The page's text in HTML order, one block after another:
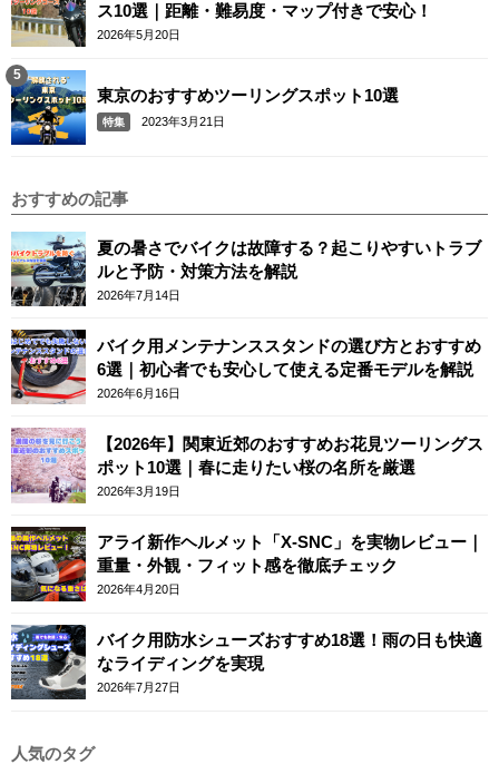
ス10選｜距離・難易度・マップ付きで安心！
2026年5月20日
東京のおすすめツーリングスポット10選
特集 2023年3月21日
おすすめの記事
夏の暑さでバイクは故障する？起こりやすいトラブ
ルと予防・対策方法を解説
2026年7月14日
バイク用メンテナンススタンドの選び方とおすすめ
6選｜初心者でも安心して使える定番モデルを解説
2026年6月16日
【2026年】関東近郊のおすすめお花見ツーリングス
ポット10選｜春に走りたい桜の名所を厳選
2026年3月19日
アライ新作ヘルメット「X-SNC」を実物レビュー｜
重量・外観・フィット感を徹底チェック
2026年4月20日
バイク用防水シューズおすすめ18選！雨の日も快適
なライディングを実現
2026年7月27日
人気のタグ